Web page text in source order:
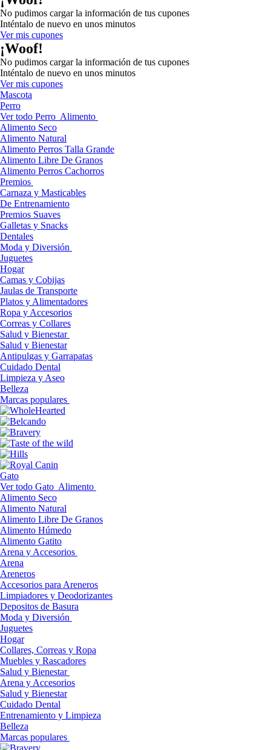
No pudimos cargar la información de tus cupones
Inténtalo de nuevo en unos minutos
Ver mis cupones
¡Woof!
No pudimos cargar la información de tus cupones
Inténtalo de nuevo en unos minutos
Ver mis cupones
Mascota
Perro
Ver todo Perro Alimento
Alimento Seco
Alimento Natural
Alimento Perros Talla Grande
Alimento Libre De Granos
Alimento Perros Cachorros
Premios
Carnaza y Masticables
De Entrenamiento
Premios Suaves
Galletas y Snacks
Dentales
Moda y Diversión
Juguetes
Hogar
Camas y Cobijas
Jaulas de Transporte
Platos y Alimentadores
Ropa y Accesorios
Correas y Collares
Salud y Bienestar
Salud y Bienestar
Antipulgas y Garrapatas
Cuidado Dental
Limpieza y Aseo
Belleza
Marcas populares
Gato
Ver todo Gato Alimento
Alimento Seco
Alimento Natural
Alimento Libre De Granos
Alimento Húmedo
Alimento Gatito
Arena y Accesorios
Arena
Areneros
Accesorios para Areneros
Limpiadores y Deodorizantes
Depositos de Basura
Moda y Diversión
Juguetes
Hogar
Collares, Correas y Ropa
Muebles y Rascadores
Salud y Bienestar
Arena y Accesorios
Salud y Bienestar
Cuidado Dental
Entrenamiento y Limpieza
Belleza
Marcas populares